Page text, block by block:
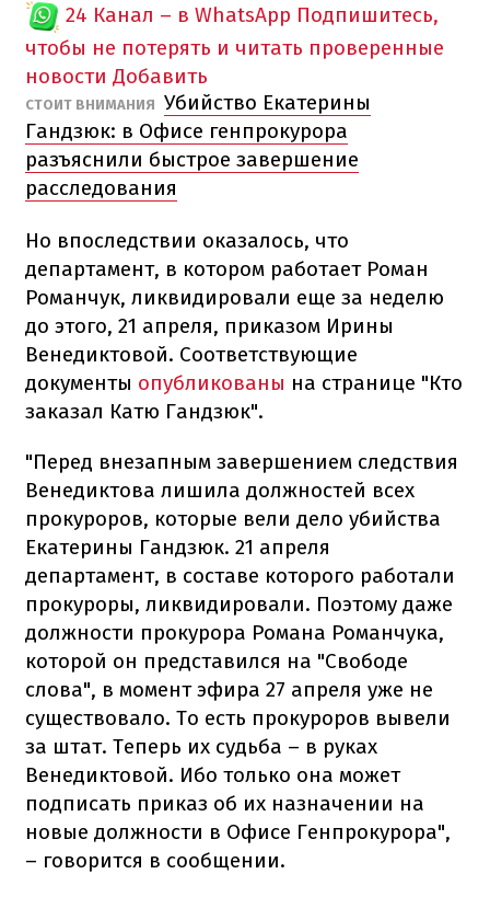
24 Канал – в WhatsApp Подпишитесь,
чтобы не потерять и читать проверенные
новости Добавить
​СТОИТ ВНИМАНИЯ Убийство Екатерины
Гандзюк: в Офисе генпрокурора
разъяснили быстрое завершение
расследования
Но впоследствии оказалось, что
департамент, в котором работает Роман
Романчук, ликвидировали еще за неделю
до этого, 21 апреля, приказом Ирины
Венедиктовой. Соответствующие
документы опубликованы на странице "Кто
заказал Катю Гандзюк".
"Перед внезапным завершением следствия
Венедиктова лишила должностей всех
прокуроров, которые вели дело убийства
Екатерины Гандзюк. 21 апреля
департамент, в составе которого работали
прокуроры, ликвидировали. Поэтому даже
должности прокурора Романа Романчука,
которой он представился на "Свободе
слова", в момент эфира 27 апреля уже не
существовало. То есть прокуроров вывели
за штат. Теперь их судьба – в руках
Венедиктовой. Ибо только она может
подписать приказ об их назначении на
новые должности в Офисе Генпрокурора",
– говорится в сообщении.